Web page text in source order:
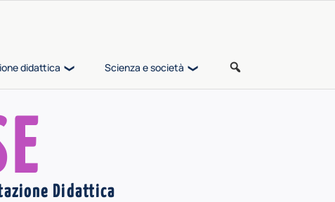
didattica Scienza e società
Didattica